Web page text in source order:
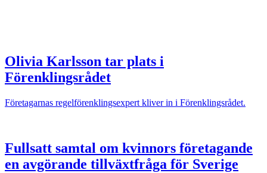
Olivia Karlsson tar plats i
Förenklingsrådet
Företagarnas regelförenklingsexpert kliver in i Förenklingsrådet.
Fullsatt samtal om kvinnors företagande
en avgörande tillväxtfråga för Sverige